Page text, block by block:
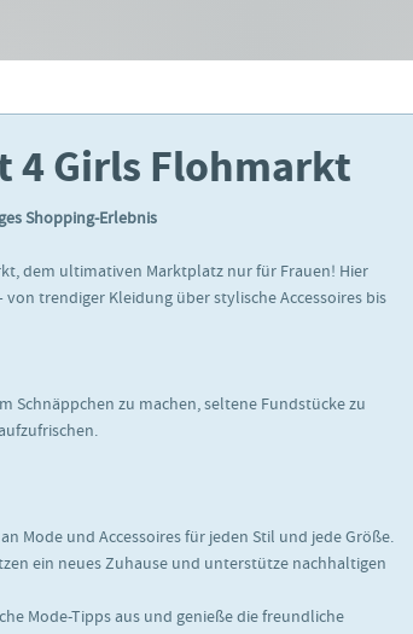
4 Girls Flohmarkt
Shopping-Erlebnis
dem ultimativen Marktplatz nur für Frauen! Hier
trendiger Kleidung über stylische Accessoires bis
Schnäppchen zu machen, seltene Fundstücke zu
Mode und Accessoires für jeden Stil und jede Größe.
ein neues Zuhause und unterstütze nachhaltigen
Mode-Tipps aus und genieße die freundliche